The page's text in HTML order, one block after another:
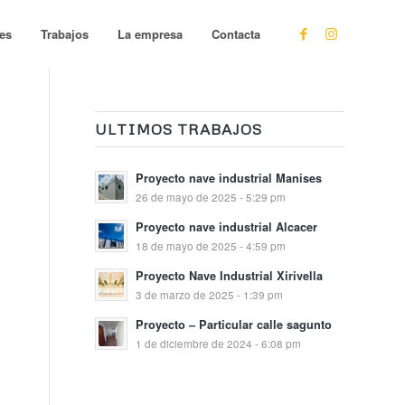
Trabajos La empresa Contacta
ULTIMOS TRABAJOS
Proyecto nave industrial Manises
26 de mayo de 2025 - 5:29 pm
Proyecto nave industrial Alcacer
18 de mayo de 2025 - 4:59 pm
Proyecto Nave Industrial Xirivella
3 de marzo de 2025 - 1:39 pm
Proyecto – Particular calle sagunto
1 de diciembre de 2024 - 6:08 pm